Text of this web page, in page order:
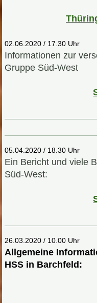
T
02.06.2020 / 17.30 Uhr
Informationen zur
Gruppe Süd-West
05.04.2020 / 18.30 Uhr
Ein Bericht und viele
Süd-West:
26.03.2020 / 10.00 Uhr
Allgemeine
HSS in Barchfeld: